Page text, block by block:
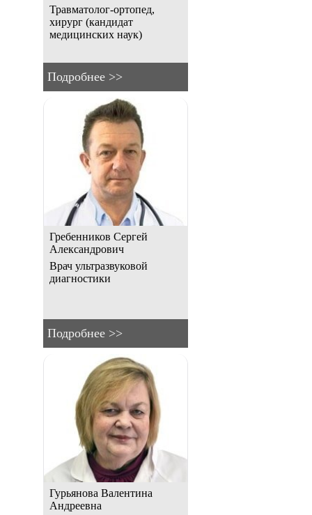
Травматолог-ортопед,
хирург (кандидат
медицинских наук)
Подробнее >>
Гребенников Сергей
Александрович
Врач ультразвуковой
диагностики
Подробнее >>
Гурьянова Валентина
Андреевна